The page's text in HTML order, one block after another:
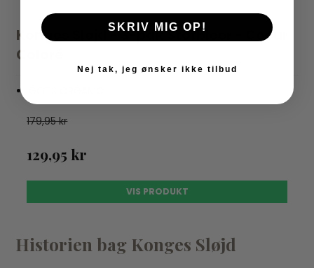
Konges Sløjd - 3-pak Stofbleer - Coeur
Coloré
179,95 kr
129,95 kr
VIS PRODUKT
Historien bag Konges Sløjd
SKRIV MIG OP!
Nej tak, jeg ønsker ikke tilbud